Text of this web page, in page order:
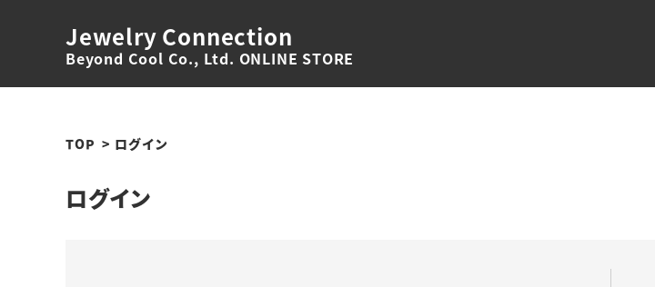
Jewelry Connection
Beyond Cool Co., Ltd. ONLINE STORE
TOP ログイン
ログイン